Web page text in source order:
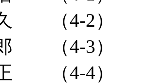
（4-2）
（4-3）
（4-4）